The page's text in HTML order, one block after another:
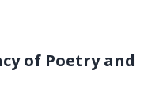
of Poetry and